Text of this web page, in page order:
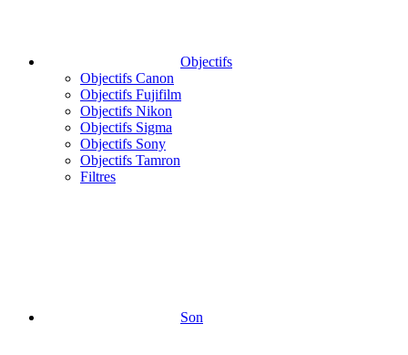
Objectifs
Objectifs Canon
Objectifs Fujifilm
Objectifs Nikon
Objectifs Sigma
Objectifs Sony
Objectifs Tamron
Filtres
Son